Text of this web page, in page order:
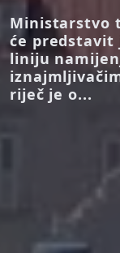
Ministarstvo
će
liniju
riječ je o...